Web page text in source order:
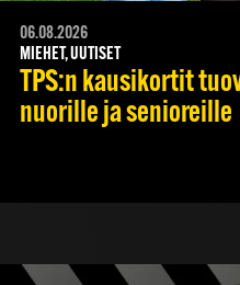
06.08.2026
MIEHET, UUTISET
TPS:n kausikortit
nuorille ja senioreille